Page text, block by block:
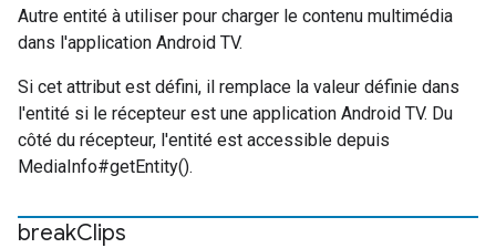
Autre entité à utiliser pour charger le contenu multimédia
dans l'application Android TV.
Si cet attribut est défini, il remplace la valeur définie dans
l'entité si le récepteur est une application Android TV. Du
côté du récepteur, l'entité est accessible depuis
MediaInfo#getEntity().
breakClips